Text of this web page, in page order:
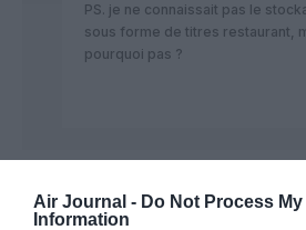
Air Journal - Do Not Process My
Information
PS. je ne connaissait pas le
sous forme de titres restaurant,
pourquoi pas ?
Noma commenté :